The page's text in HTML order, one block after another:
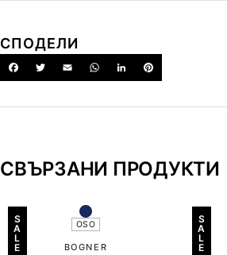
СПОДЕЛИ
СВЪРЗАНИ ПРОДУКТИ
S
A
L
E
OSO
BOGNER
S
A
L
E